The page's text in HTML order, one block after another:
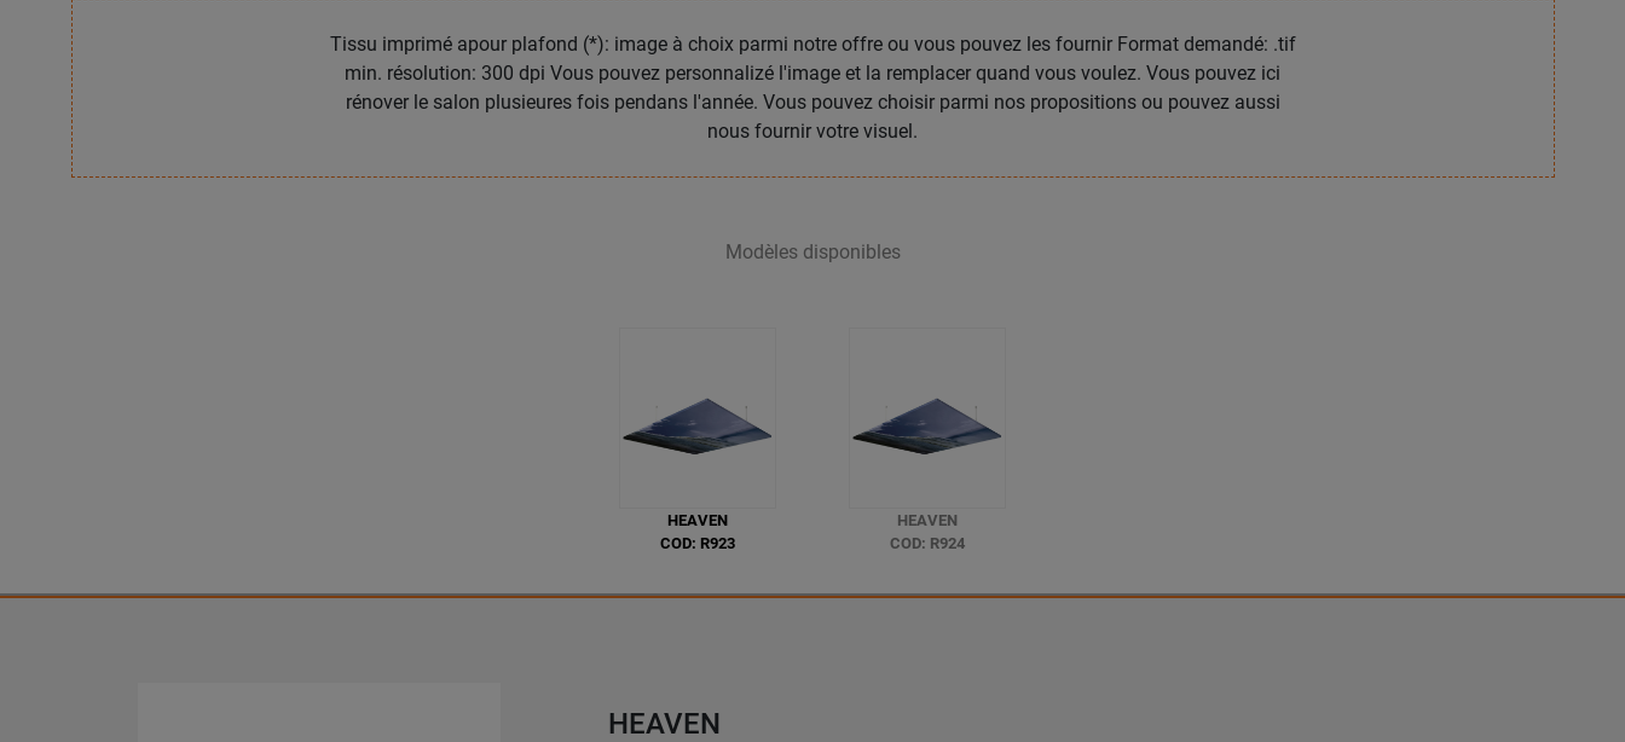
Tissu imprimé apour plafond (*): image à choix parmi notre offre ou vous pouvez les fournir Format demandé: .tif
min. résolution: 300 dpi Vous pouvez personnalizé l'image et la remplacer quand vous voulez. Vous pouvez ici
rénover le salon plusieures fois pendans l'année. Vous pouvez choisir parmi nos propositions ou pouvez aussi
nous fournir votre visuel.
Modèles disponibles
HEAVEN
COD: R923
HEAVEN
COD: R924
HEAVEN